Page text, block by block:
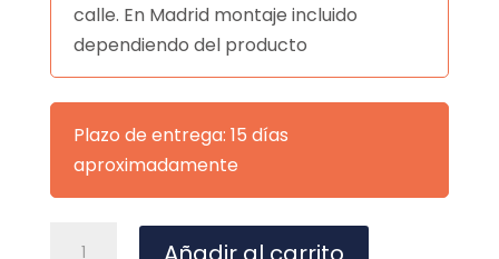
calle. En Madrid montaje incluido
dependiendo del producto
Plazo de entrega: 15 días
aproximadamente